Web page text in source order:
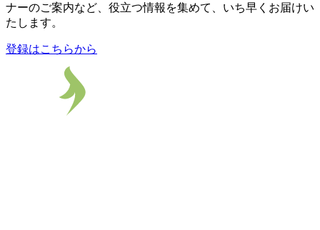
ナーのご案内など、役立つ情報を集めて、いち早くお届けい
たします。
登録はこちらから